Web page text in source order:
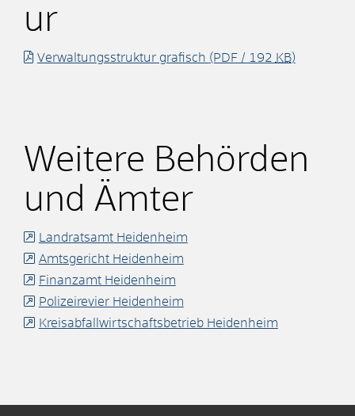
ur
Verwaltungsstruktur grafisch (PDF / 192 KB)
Weitere Behörden
und Ämter
Landratsamt Heidenheim
Amtsgericht Heidenheim
Finanzamt Heidenheim
Polizeirevier Heidenheim
Kreisabfallwirtschaftsbetrieb Heidenheim